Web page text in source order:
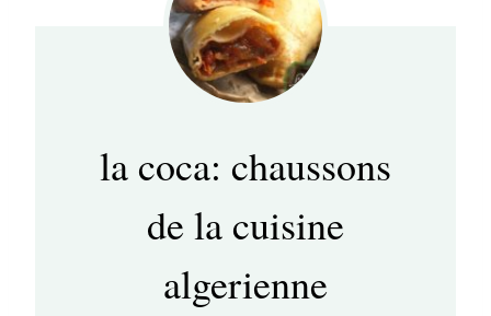
la coca: chaussons
de la cuisine
algerienne